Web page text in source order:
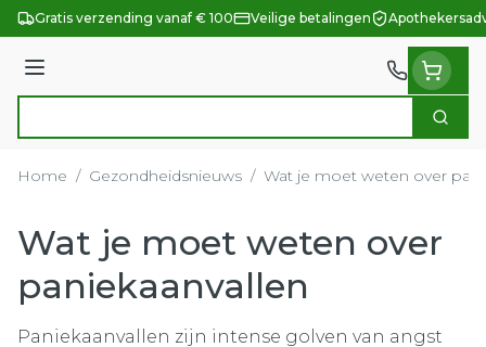
Ga naar de inhoud
Gratis verzending vanaf € 100 Veilige betalingen
Menu
Zoek
Home / Gezondheidsnieuws / Wat je moet weten over
Wat je moet weten over
paniekaanvallen
Paniekaanvallen zijn intense golven van angst